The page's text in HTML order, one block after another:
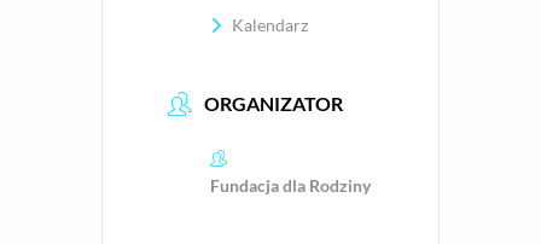
Kalendarz
ORGANIZATOR
Fundacja dla Rodziny